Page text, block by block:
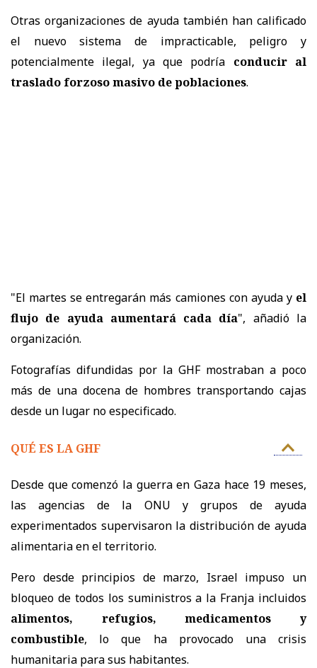
Otras organizaciones de ayuda también han calificado
el nuevo sistema de impracticable, peligro y
potencialmente ilegal, ya que podría conducir al
traslado forzoso masivo de poblaciones.
"El martes se entregarán más camiones con ayuda y el
flujo de ayuda aumentará cada día", añadió la
organización.
Fotografías difundidas por la GHF mostraban a poco
más de una docena de hombres transportando cajas
desde un lugar no especificado.
QUÉ ES LA GHF
Desde que comenzó la guerra en Gaza hace 19 meses,
las agencias de la ONU y grupos de ayuda
experimentados supervisaron la distribución de ayuda
alimentaria en el territorio.
Pero desde principios de marzo, Israel impuso un
bloqueo de todos los suministros a la Franja incluidos
alimentos, refugios, medicamentos y
combustible, lo que ha provocado una crisis
humanitaria para sus habitantes.